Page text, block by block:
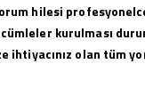
hilesi
cümleler kurulması
ihtiyacınız olan tüm